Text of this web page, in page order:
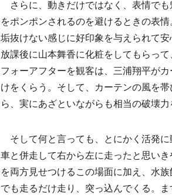
さらに、動きだけではなく、表情で
をポンポンされるのを避けるときの表情
垢抜けない感じに好印象を与えられて
放課後に山本舞香に化粧をしてもらっ
フォーアフターを観客は、三浦翔平が
けをくらう。そして、カーテンの風を
ら、実にあざといながらも相当の破壊力
そして何と言っても、とにかく活発
車と併走して右から左に走ったと思い
を両方見せつけるこの場面に加え、水
でも走るだけ走り、突っ込んでくる。